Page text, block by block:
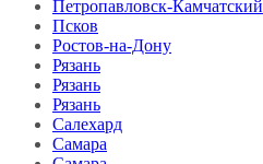
Петропавловск-Камчатский
Псков
Ростов-на-Дону
Рязань
Рязань
Рязань
Салехард
Самара